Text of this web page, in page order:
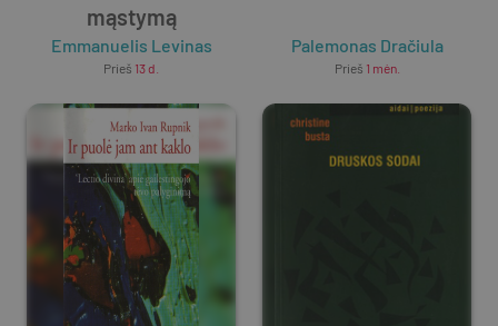
mąstymą
Emmanuelis Levinas
Prieš 13 d.
Palemonas Dračiula
Prieš 1 mėn.